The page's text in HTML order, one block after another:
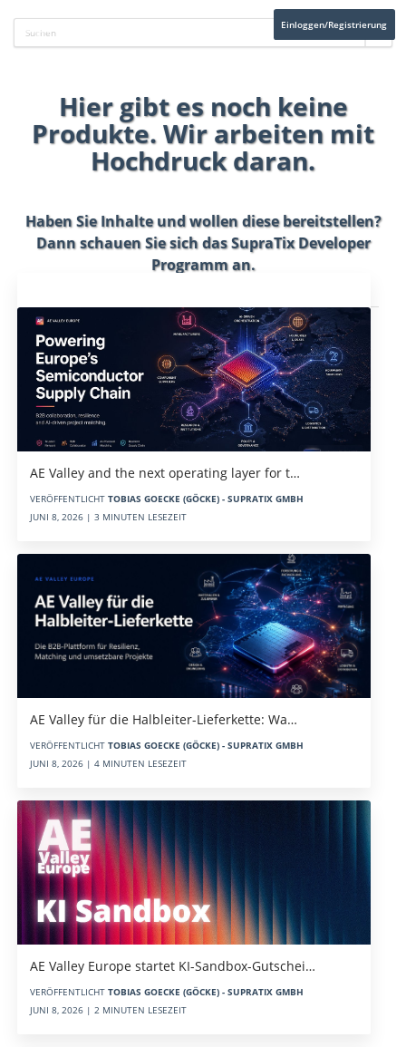
Einloggen/Registrierung
Hier gibt es noch keine
Produkte. Wir arbeiten mit
Hochdruck daran.
Haben Sie Inhalte und wollen diese bereitstellen?
Dann schauen Sie sich dasSupraTix Developer
Programman.
AE Valley and the next operating layer for t…
VERÖFFENTLICHT TOBIAS GOECKE (GÖCKE) - SUPRATIX GMBH
JUNI 8, 2026 | 3 MINUTEN LESEZEIT
AE Valley für die Halbleiter-Lieferkette: Wa…
VERÖFFENTLICHT TOBIAS GOECKE (GÖCKE) - SUPRATIX GMBH
JUNI 8, 2026 | 4 MINUTEN LESEZEIT
AE Valley Europe startet KI-Sandbox-Gutschei…
VERÖFFENTLICHT TOBIAS GOECKE (GÖCKE) - SUPRATIX GMBH
JUNI 8, 2026 | 2 MINUTEN LESEZEIT